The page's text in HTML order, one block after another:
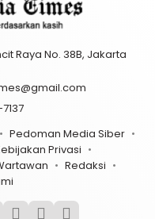
Raya No. 38B, Jakarta
Pedoman Media Siber
Privasi
Redaksi